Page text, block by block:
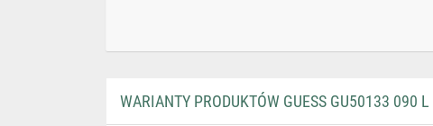
WARIANTY PRODUKTÓW GUESS GU50133 090